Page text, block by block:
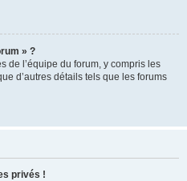
» ?
de l’équipe du forum, y compris les
d’autres détails tels que les forums
privés !